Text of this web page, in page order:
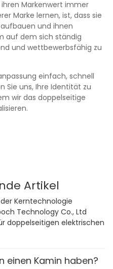
Markenwert immer
Marke lernen, ist, dass sie
und ihnen
auf dem sich ständig
und wettbewerbsfähig zu
einfach, schnell
Sie uns, Ihre Identität zu
wir das doppelseitige
Artikel
Kerntechnologie
Technology Co., Ltd
doppelseitigen elektrischen
einen Kamin haben?